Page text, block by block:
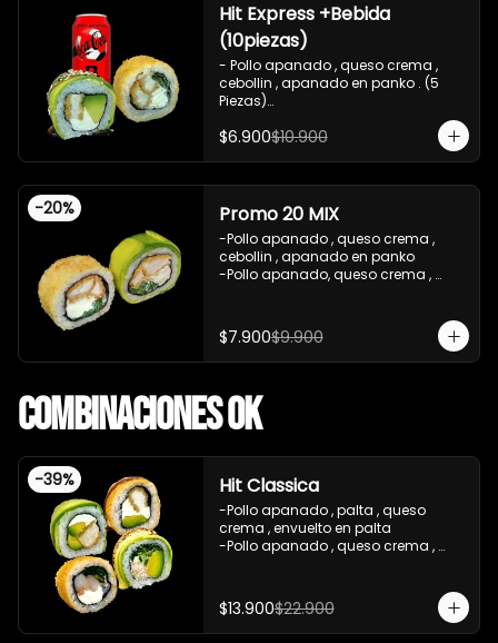
Hit Express +Bebida
(10piezas)
- Pollo apanado , queso crema ,
cebollin , apanado en panko . (5
Piezas)
palta ,envuelto en palta , salsa
-Incluye 1 bebida ( coca cola zero)
-Imagen referencial .
$6.900$10.900
-20% Promo 20 MIX
-Pollo apanado , queso crema ,
cebollin , apanado en panko
-Pollo apanado, queso crema ,
-incluye 1 salsa de soya , 1 salsa
teriyaki
$7.900$9.900
Combinaciones OK
-39% Hit Classica
-Pollo apanado , palta , queso
crema , envuelto en palta
-Pollo apanado , queso crema ,
-Camaron cocido ,queso crema ,
cebollin , apanado en panko .
-Pasta de surimi , palta , cebollin
$13.900$22.900